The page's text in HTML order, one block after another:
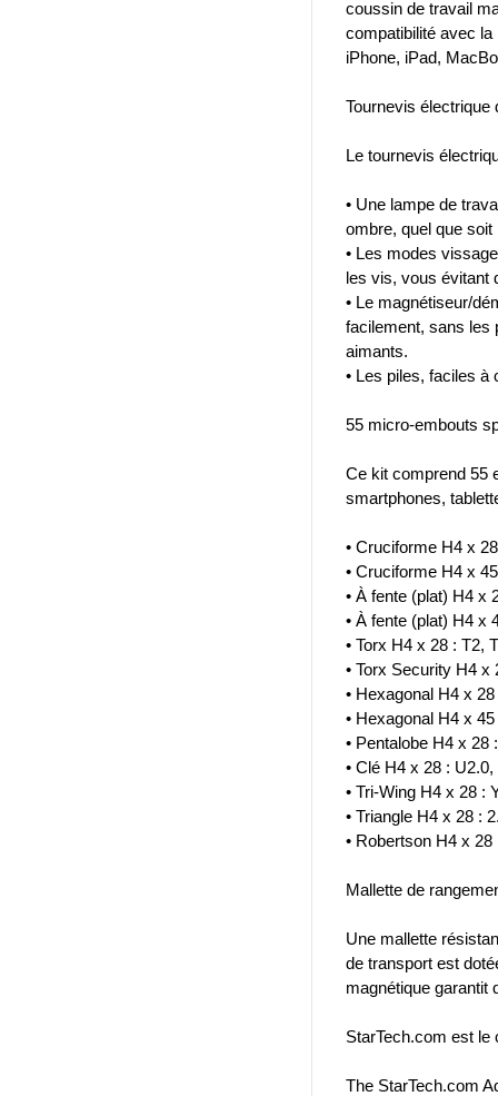
coussin de travail
compatibilité avec
iPhone, iPad,
Tournevis
Le tournevis
• Une lampe de
ombre, quel que
• Les modes
les vis, vous évitant
• Le magnétiseur/
facilement, sans les
aimants.
• Les piles, faciles à
55 micro-embouts
Ce kit comprend 55
smartphones,
• Cruciforme H4 x
• Cruciforme H4 x
• À fente (plat) H4 x
• À fente (plat) H4 x
• Torx H4 x 28 : T2,
• Torx Security H4 x
• Hexagonal H4 x
• Hexagonal H4 x
• Pentalobe H4 x 28
• Clé H4 x 28 :
• Tri-Wing H4 x 28 :
• Triangle H4 x 28 :
• Robertson H4 x
Mallette de
Une mallette
de transport est
magnétique garantit
StarTech.com est le
The StarTech.com